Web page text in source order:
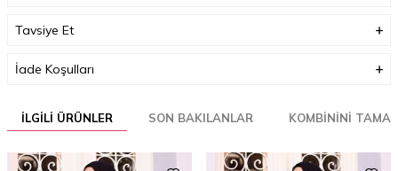
Tavsiye Et
İade Koşulları
İLGILI ÜRÜNLER SON BAKILANLAR KOMBININI